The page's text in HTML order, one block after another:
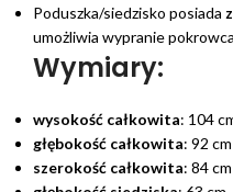
Poduszka/siedzisko posiada
umożliwia wypranie pokrowca
Wymiary:
wysokość całkowita: 104
głębokość całkowita: 92 cm
szerokość całkowita: 84 cm